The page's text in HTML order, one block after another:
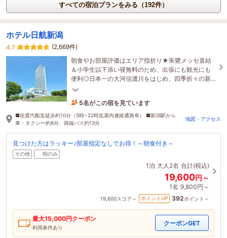
すべての宿泊プランをみる（192件）
ホテル日航新潟
4.7
(2,669件)
朝食やお部屋評価はエリア指折り★朱鷺メッセ直結
＆小学生以下添い寝無料のため、出張にも観光にも
便利◎日本一の大河信濃川をはじめ、四季折々の新
潟の表情ときめ細かいおもてなしで滞在をお手伝い
5名がこの宿を見ています
11分前に予約されました
■佐渡汽船迄徒歩約10分（5時~22時迄屋内連絡通路有） ■新潟駅から
車・タクシー約8分、路線バス約13分
地図・アクセス
見つけた方はラッキー♪部屋指定なしでお得！～朝食付き～
その他 朝のみ
1泊 大人2名 合計(税込)
19,600円～
1名 9,800円～
19,600スコア～ ポイントUP 392ポイント～
最大15,000円クーポン
利用条件あり
クーポンGET